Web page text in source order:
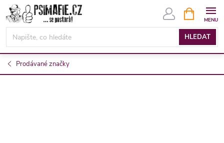
Přejít
na
obsah
HLEDAT
NÁKUPNÍ
KOŠÍK
Prodávané značky